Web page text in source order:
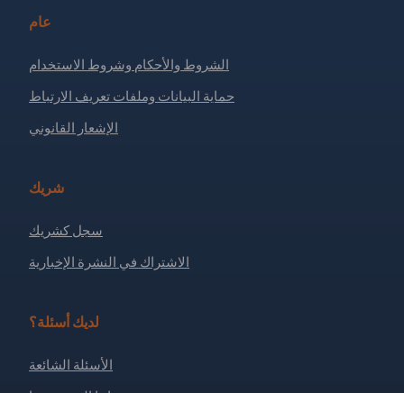
عام
الشروط والأحكام وشروط الاستخدام
حماية البيانات وملفات تعريف الارتباط
الإشعار القانوني
شريك
سجل كشريك
الاشتراك في النشرة الإخبارية
لديك أسئلة؟
الأسئلة الشائعة